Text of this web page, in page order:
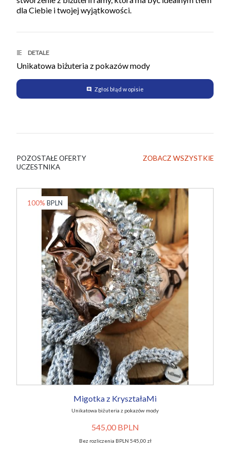
dla Ciebie i twojej wyjątkowości.
DETALE
Unikatowa biżuteria z pokazów mody
Zgłoś błąd w opisie
POZOSTAŁE OFERTY
UCZESTNIKA
ZOBACZ WSZYSTKIE
100% BPLN
Migotka z KryształaMi
Unikatowa biżuteria z pokazów mody
545,00 BPLN
Bez rozliczenia BPLN 545,00 zł